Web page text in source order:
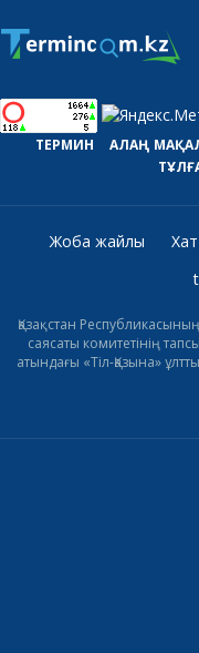
ТЕРМИН АЛАҢ
Жоба жайлы
Қазақстан
саясаты комитетінің
атындағы «Тіл-Қазына»